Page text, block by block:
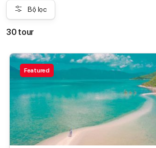
Bộ lọc
30 tour
Featured